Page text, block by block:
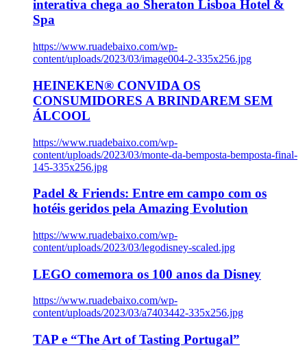
interativa chega ao Sheraton Lisboa Hotel &
Spa
https://www.ruadebaixo.com/wp-
content/uploads/2023/03/image004-2-335x256.jpg
HEINEKEN® CONVIDA OS
CONSUMIDORES A BRINDAREM SEM
ÁLCOOL
https://www.ruadebaixo.com/wp-
content/uploads/2023/03/monte-da-bemposta-bemposta-final-
145-335x256.jpg
Padel & Friends: Entre em campo com os
hotéis geridos pela Amazing Evolution
https://www.ruadebaixo.com/wp-
content/uploads/2023/03/legodisney-scaled.jpg
LEGO comemora os 100 anos da Disney
https://www.ruadebaixo.com/wp-
content/uploads/2023/03/a7403442-335x256.jpg
TAP e “The Art of Tasting Portugal”